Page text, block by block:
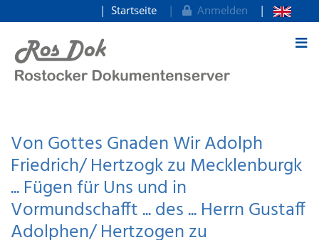
zum Inhalt
Startseite Anmelden
Von Gottes Gnaden Wir Adolph
Friedrich/ Hertzogk zu Mecklenburgk
... Fügen für Uns und in
Vormundschafft ... des ... Herrn Gustaff
Adolphen/ Hertzogen zu